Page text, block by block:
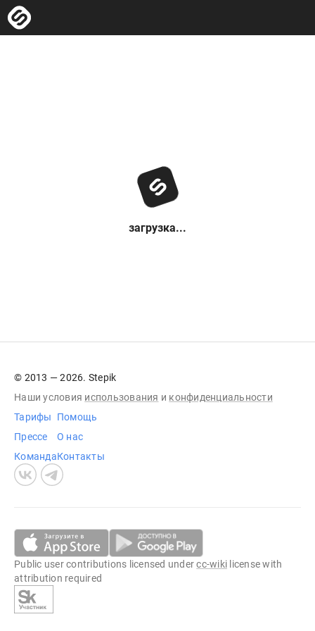
загрузка...
© 2013 — 2026. Stepik
Наши условия использования и конфиденциальности
Тарифы
Прессе
Команда
Помощь
О нас
Контакты
Public user contributions licensed undercc-wiki license with
attribution required